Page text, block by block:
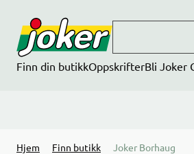
Finn din butikkOppskrifterBli Joker
Hjem Finn butikk Joker Borhaug